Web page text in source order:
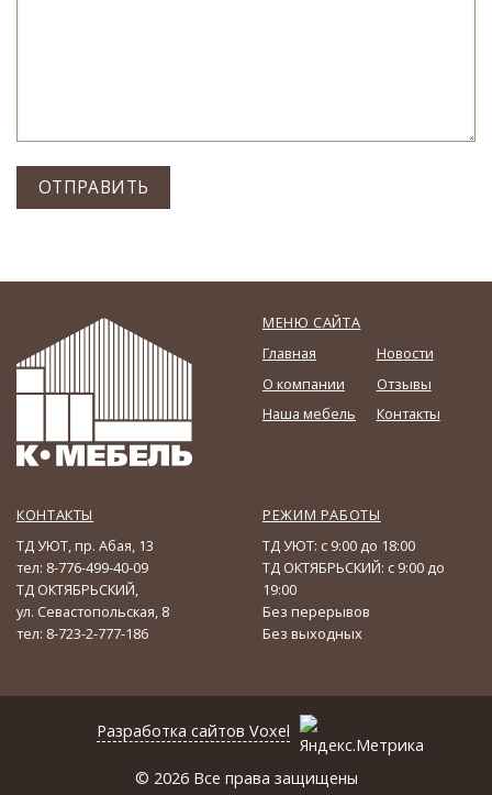
МЕНЮ САЙТА
Главная
О компании
Наша мебель
Новости
Отзывы
Контакты
КОНТАКТЫ
ТД УЮТ, пр. Абая, 13
тел: 8-776-499-40-09
ТД ОКТЯБРЬСКИЙ,
ул. Севастопольская, 8
тел: 8-723-2-777-186
РЕЖИМ РАБОТЫ
ТД УЮТ: с 9:00 до 18:00
ТД ОКТЯБРЬСКИЙ: с 9:00 до
19:00
Без перерывов
Без выходных
Разработка сайтов Voxel
© 2026 Все права защищены